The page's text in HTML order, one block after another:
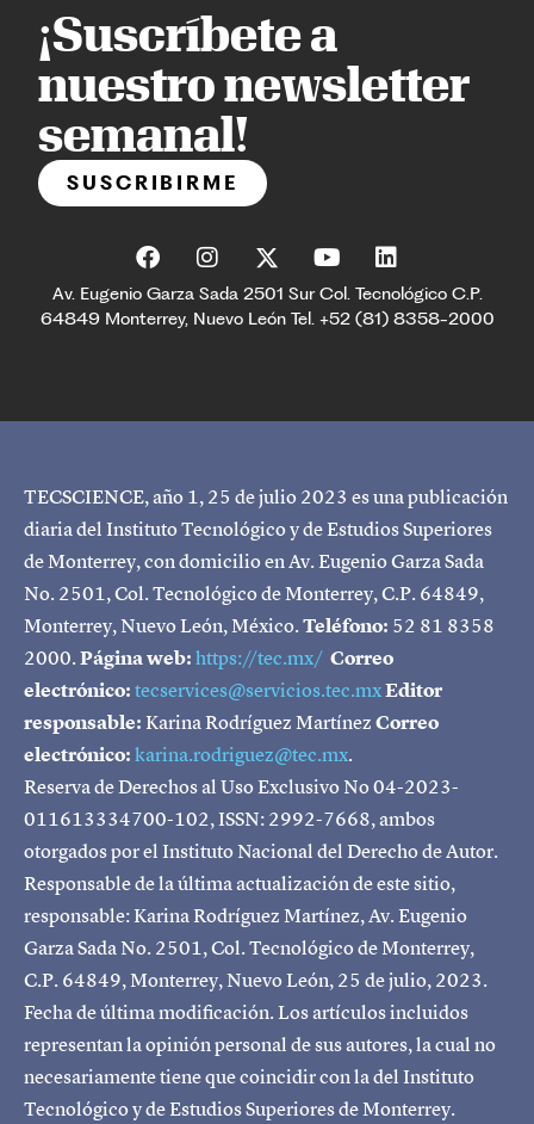
¡Suscríbete a
nuestro newsletter
semanal!
SUSCRIBIRME
Av. Eugenio Garza Sada 2501 Sur Col. Tecnológico C.P.
64849 Monterrey, Nuevo León Tel. +52 (81) 8358-2000
TECSCIENCE, año 1, 25 de julio 2023 es una publicación
diaria del Instituto Tecnológico y de Estudios Superiores
de Monterrey, con domicilio en Av. Eugenio Garza Sada
No. 2501, Col. Tecnológico de Monterrey, C.P. 64849,
Monterrey, Nuevo León, México.Teléfono: 52 81 8358
2000.Página web:https://tec.mx/ Correo
electrónico:tecservices@servicios.tec.mxEditor
responsable:Karina Rodríguez MartínezCorreo
electrónico:karina.rodriguez@tec.mx.
Reserva de Derechos al Uso Exclusivo No 04-2023-
011613334700-102, ISSN: 2992-7668, ambos
otorgados por el Instituto Nacional del Derecho de Autor.
Responsable de la última actualización de este sitio,
responsable: Karina Rodríguez Martínez, Av. Eugenio
Garza Sada No. 2501, Col. Tecnológico de Monterrey,
C.P. 64849, Monterrey, Nuevo León, 25 de julio, 2023.
Fecha de última modificación. Los artículos incluidos
representan la opinión personal de sus autores, la cual no
necesariamente tiene que coincidir con la del Instituto
Tecnológico y de Estudios Superiores de Monterrey.